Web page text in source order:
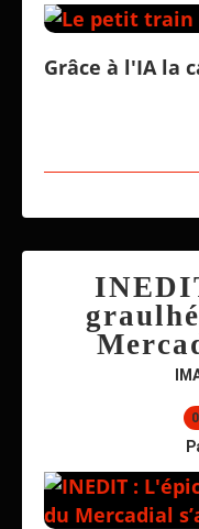
Grâce à l'IA la